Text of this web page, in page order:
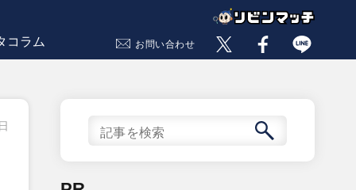
コラム お問い合わせ